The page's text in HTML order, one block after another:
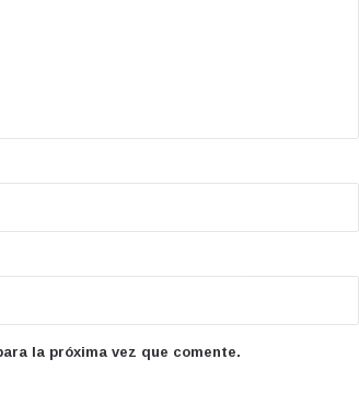
la próxima vez que comente.